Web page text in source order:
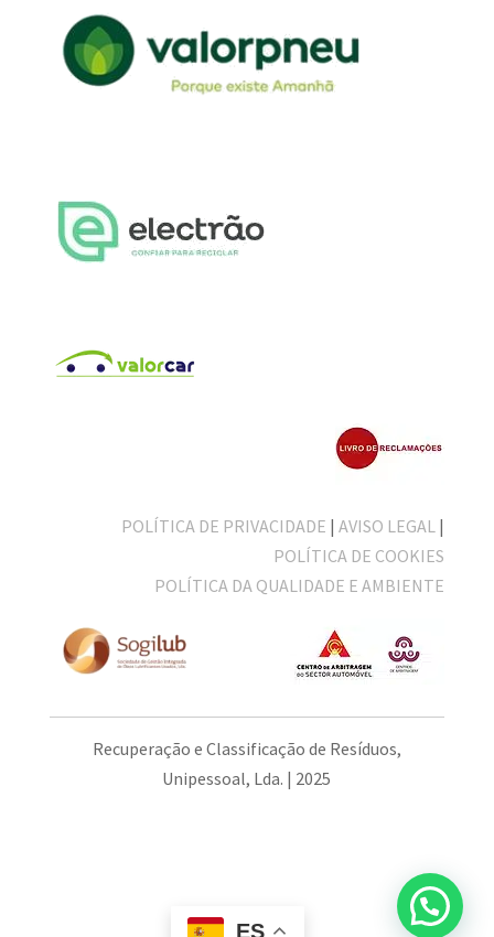
POLÍTICA DE PRIVACIDADE |AVISO LEGAL |
POLÍTICA DE COOKIES
POLÍTICA DA QUALIDADE E AMBIENTE
Recuperação e Classificação de Resíduos,
Unipessoal, Lda. | 2025
ES